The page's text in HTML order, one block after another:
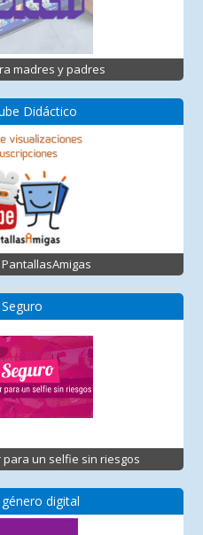
madres y padres
Didáctico
un selfie sin riesgos
digital